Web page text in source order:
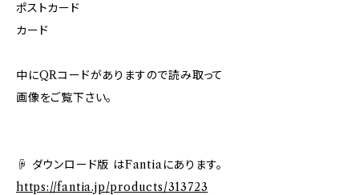
ポストカード
カード
中にQRコードがありますので読み取って
画像をご覧下さい。
☟ ダウンロード版 はFantiaにあります。
https://fantia.jp/products/313723